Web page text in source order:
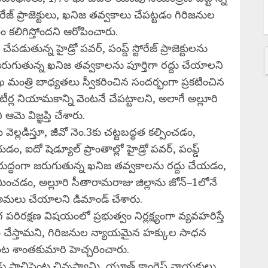
ప్రాజెక్టులు, ఖనిజ తవ్వకాలు చేపట్టడం గిరిజనుల
కలిగిస్తోందని ఆరోపించారు.
హైడ్రో పవర్, పంప్డ్ స్టోరేజ్ ప్రాజెక్టులను
ఖనిజ తవ్వకాలను పూర్తిగా రద్దు చేయాలని
మంత్రి బాధ్యతలు స్వీకరించిన సందర్భంగా ప్రకటించిన
నియామకాన్ని వెంటనే చేపట్టాలని, అలాగే అల్లూరి
విజ్ఞప్తి చేశారు.
జీవో నెం.3కు చట్టబద్ధత కల్పించడం,
ఐదో షెడ్యూల్ ప్రాంతాల్లో హైడ్రో పవర్, పంప్డ్
జరుగుతున్న ఖనిజ తవ్వకాలను రద్దు చేయడం,
అల్లూరి సీతారామరాజు జిల్లాను జోన్–1లోనే
అమలు చేయాలని డిమాండ్ చేశారు.
విషయంలో ప్రభుత్వం నిర్లక్ష్యంగా వ్యవహరిస్తే
చేస్తామని, గిరిజనుల న్యాయమైన హక్కుల సాధన
శాంతకుమారి హెచ్చరించారు.